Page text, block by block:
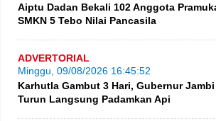
Aiptu Dadan Bekali 102 Anggota
SMKN 5 Tebo Nilai Pancasila
ADVERTORIAL
Minggu, 09/08/2026 16:45:52
Karhutla Gambut 3 Hari, Gubernur Jambi
Turun Langsung Padamkan Api